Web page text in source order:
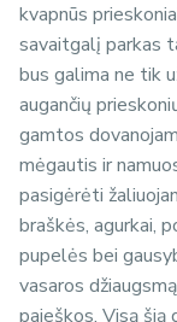
kvapnūs
savaitgalį parkas
bus galima ne tik
augančių
gamtos
mėgautis ir
pasigėrėti
braškės, agurkai,
pupelės bei
vasaros
paieškos. Visą